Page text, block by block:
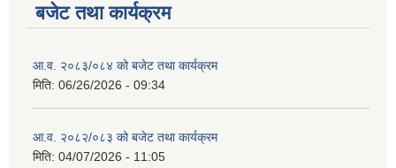
बजेट तथा कार्यक्रम
आ.व. २०८३/०८४ को बजेट तथा कार्यक्रम
मिति: 06/26/2026 - 09:34
आ.व. २०८२/०८३ को बजेट तथा कार्यक्रम
मिति: 04/07/2026 - 11:05